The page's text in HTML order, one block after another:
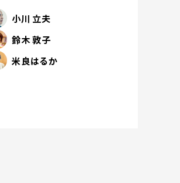
小川 立夫
鈴木 敦子
米良はるか